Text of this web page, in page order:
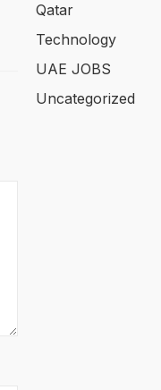
Qatar
Technology
UAE JOBS
Uncategorized